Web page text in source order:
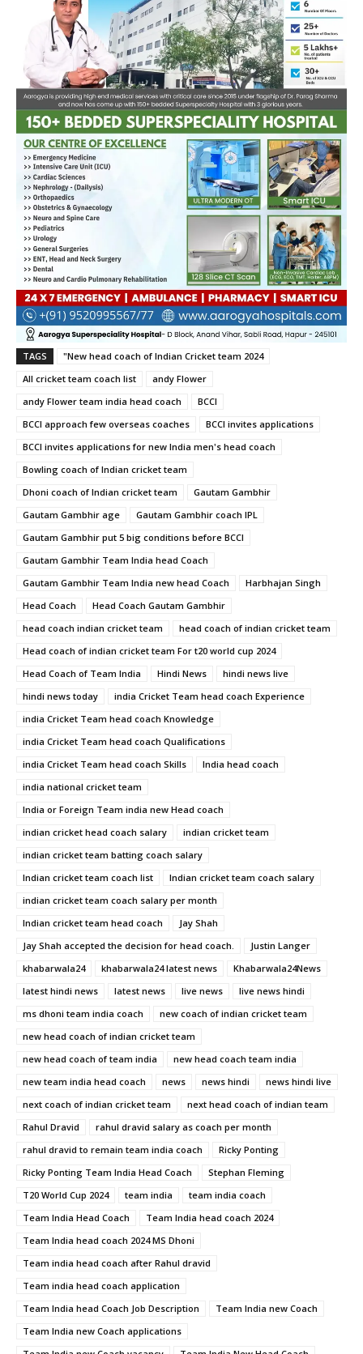
TAGS
"New head coach of Indian Cricket team 2024
All cricket team coach list
andy Flower
andy Flower team india head coach
BCCI
BCCI approach few overseas coaches
BCCI invites applications
BCCI invites applications for new India men's head coach
Bowling coach of Indian cricket team
Dhoni coach of Indian cricket team
Gautam Gambhir
Gautam Gambhir age
Gautam Gambhir coach IPL
Gautam Gambhir put 5 big conditions before BCCI
Gautam Gambhir Team India head Coach
Gautam Gambhir Team India new head Coach
Harbhajan Singh
Head Coach
Head Coach Gautam Gambhir
head coach indian cricket team
head coach of indian cricket team
Head coach of indian cricket team For t20 world cup 2024
Head Coach of Team India
Hindi News
hindi news live
hindi news today
india Cricket Team head coach Experience
india Cricket Team head coach Knowledge
india Cricket Team head coach Qualifications
india Cricket Team head coach Skills
India head coach
india national cricket team
India or Foreign Team india new Head coach
indian cricket head coach salary
indian cricket team
indian cricket team batting coach salary
Indian cricket team coach list
Indian cricket team coach salary
indian cricket team coach salary per month
Indian cricket team head coach
Jay Shah
Jay Shah accepted the decision for head coach.
Justin Langer
khabarwala24
khabarwala24 latest news
Khabarwala24News
latest hindi news
latest news live news
live news hindi
ms dhoni team india coach
new coach of indian cricket team
new head coach of indian cricket team
new head coach of team india
new head coach team india
new team india head coach
news news hindi
news hindi live
next coach of indian cricket team
next head coach of indian team
Rahul Dravid
rahul dravid salary as coach per month
rahul dravid to remain team india coach
Ricky Ponting
Ricky Ponting Team India Head Coach
Stephan Fleming
T20 World Cup 2024
team india
team india coach
Team India Head Coach
Team India head coach 2024
Team India head coach 2024 MS Dhoni
Team india head coach after Rahul dravid
Team india head coach application
Team India head Coach Job Description
Team India new Coach
Team India new Coach applications